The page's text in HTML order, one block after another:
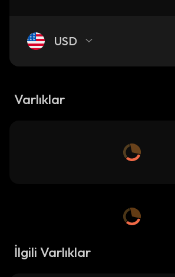
USD
Varlıklar
İlgili Varlıklar